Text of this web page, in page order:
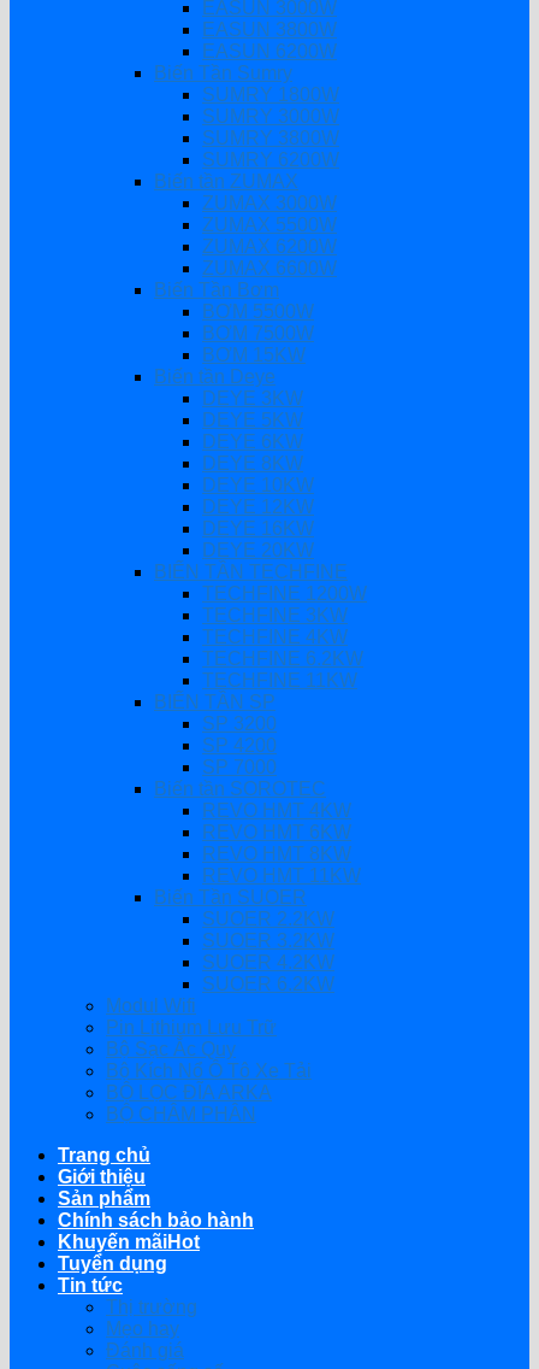
EASUN 3000W
EASUN 3800W
EASUN 6200W
Biến Tần Sumry
SUMRY 1800W
SUMRY 3000W
SUMRY 3800W
SUMRY 6200W
Biến tần ZUMAX
ZUMAX 3000W
ZUMAX 5500W
ZUMAX 6200W
ZUMAX 6600W
Biến Tần Bơm
BƠM 5500W
BƠM 7500W
BƠM 15KW
Biến tần Deye
DEYE 3KW
DEYE 5KW
DEYE 6KW
DEYE 8KW
DEYE 10KW
DEYE 12KW
DEYE 16KW
DEYE 20KW
BIẾN TẦN TECHFINE
TECHFINE 1200W
TECHFINE 3KW
TECHFINE 4KW
TECHFINE 6.2KW
TECHFINE 11KW
BIẾN TẦN SP
SP 3200
SP 4200
SP 7000
Biến tần SOROTEC
REVO HMT 4KW
REVO HMT 6KW
REVO HMT 8KW
REVO HMT 11KW
Biến Tần SUOER
SUOER 2.2KW
SUOER 3.2KW
SUOER 4.2KW
SUOER 6.2KW
Modul Wifi
Pin Lithium Lưu Trữ
Bộ Sạc Ắc Quy
Bộ Kích Nổ Ô Tô Xe Tải
BỘ LỌC ĐĨA ARKA
BỘ CHÂM PHÂN
Trang chủ
Giới thiệu
Sản phẩm
Chính sách bảo hành
Khuyến mãi
Tuyển dụng
Tin tức
Thị trường
Mẹo hay
Đánh giá